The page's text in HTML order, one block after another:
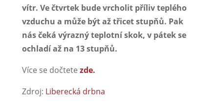
vítr. Ve čtvrtek bude vrcholit příliv teplého
vzduchu a může být až třicet stupňů. Pak
nás čeká výrazný teplotní skok, v pátek se
ochladí až na 13 stupňů.
Více se dočtete zde.
Zdroj: Liberecká drbna